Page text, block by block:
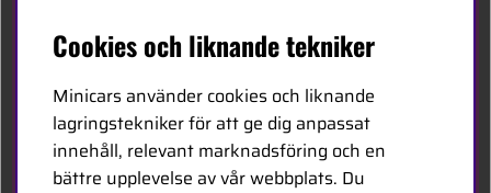
Bli återförsäljare
Bli leverantör
Cookies och liknande tekniker
Minicars använder cookies och liknande
lagringstekniker för att ge dig anpassat
innehåll, relevant marknadsföring och en
bättre upplevelse av vår webbplats. Du